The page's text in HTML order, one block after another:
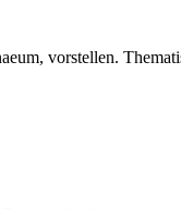
vorstellen.